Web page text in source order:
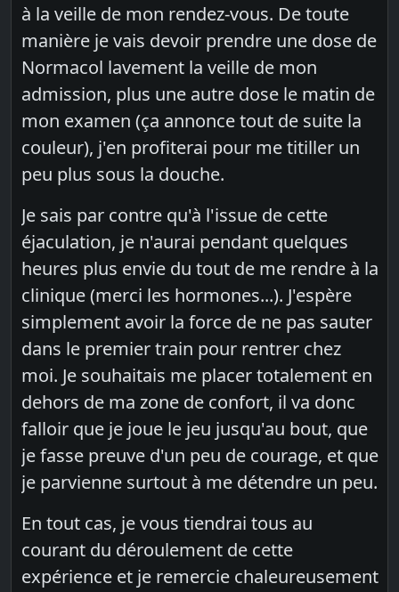
à la veille de mon rendez-vous. De toute
manière je vais devoir prendre une dose de
Normacol lavement la veille de mon
admission, plus une autre dose le matin de
mon examen (ça annonce tout de suite la
couleur), j'en profiterai pour me titiller un
peu plus sous la douche.
Je sais par contre qu'à l'issue de cette
éjaculation, je n'aurai pendant quelques
heures plus envie du tout de me rendre à la
clinique (merci les hormones...). J'espère
simplement avoir la force de ne pas sauter
dans le premier train pour rentrer chez
moi. Je souhaitais me placer totalement en
dehors de ma zone de confort, il va donc
falloir que je joue le jeu jusqu'au bout, que
je fasse preuve d'un peu de courage, et que
je parvienne surtout à me détendre un peu.
En tout cas, je vous tiendrai tous au
courant du déroulement de cette
expérience et je remercie chaleureusement